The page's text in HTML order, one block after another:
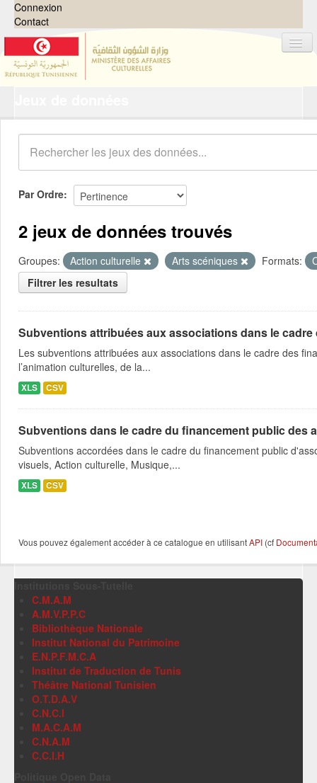
Connexion
Contact
Organisations
Groupes
Demandes 0
À propos
Par Ordre
2 jeux de données trouvés
Groupes: Action culturelle Arts scéniques Formats:
Filtrer les resultats
Subventions attribuées aux associations dans le
Les subventions attribuées aux associations dans le cadre des
l’animation culturelles, de la...
XLS CSV
Subventions dans le cadre du financement public des
Subventions accordées dans le cadre du financement public
visuels, Action culturelle, Musique,...
XLS CSV
Vous pouvez également accéder à ce catalogue en utilisantAPI (cf
C.M.A.M
A.M.V.P.P.C
Bibliothèque Nationale
Institut National du Patrimoine
E.N.P.F.M.C.A
Institut de Traduction de Tunis
Théâtre National Tunisien
O.T.D.A.V
C.N.C.I
M.A.C.A.M
C.N.A.M
C.C.I.H